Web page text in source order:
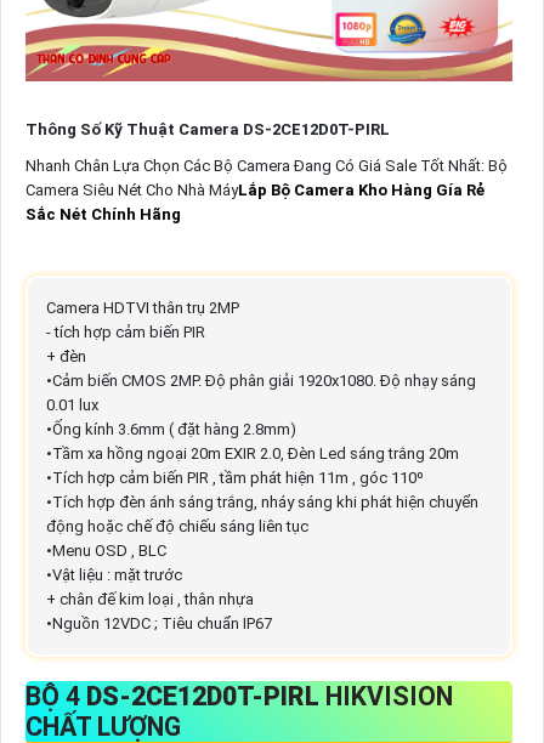
Thông Số Kỹ Thuật Camera DS-2CE12D0T-PIRL
Nhanh Chân Lựa Chọn Các Bộ Camera Đang Có Giá Sale Tốt Nhất: Bộ
Camera Siêu Nét Cho Nhà MáyLắp Bộ Camera Kho Hàng Gía Rẻ
Sắc Nét Chính Hãng
Camera HDTVI thân trụ 2MP
- tích hợp cảm biến PIR
+ đèn
•Cảm biến CMOS 2MP. Độ phân giải 1920x1080. Độ nhạy sáng
0.01 lux
•Ống kính 3.6mm ( đặt hàng 2.8mm)
•Tầm xa hồng ngoại 20m EXIR 2.0, Đèn Led sáng trắng 20m
•Tích hợp cảm biến PIR , tầm phát hiện 11m , góc 110⁰
•Tích hợp đèn ánh sáng trắng, nháy sáng khi phát hiện chuyển
động hoặc chế độ chiếu sáng liên tục
•Menu OSD , BLC
•Vật liệu : mặt trước
+ chân đế kim loại , thân nhựa
•Nguồn 12VDC ; Tiêu chuẩn IP67
BỘ 4 DS-2CE12D0T-PIRL HIKVISION
CHẤT LƯỢNG